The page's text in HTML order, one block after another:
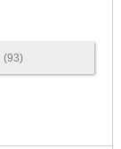
(93)